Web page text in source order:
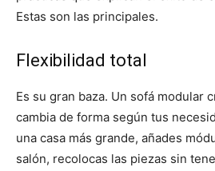
Estas son las principales.
Flexibilidad total
Es su gran baza. Un sofá modular
cambia de forma según tus
una casa más grande, añades
salón, recolocas las piezas sin